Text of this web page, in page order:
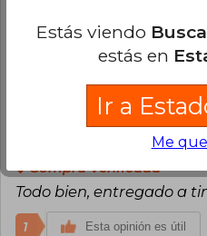
Aún lo estoy leyendo,por
buscaba.
Nicolas Rocha
Compra Verificada
Todo bien, entregado a
1 Esta opinión es útil
Estás viendo
estás en
Ir a
Me